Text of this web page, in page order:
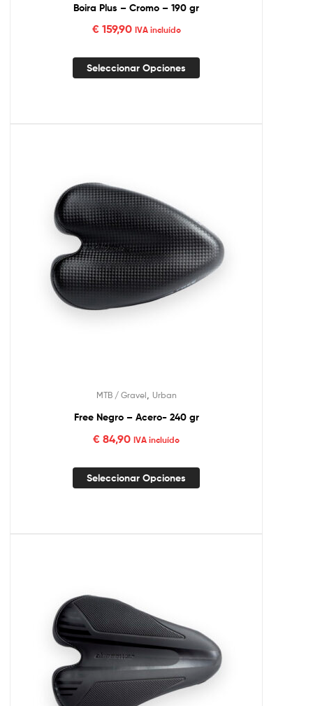
Boira Plus – Cromo – 190 gr
€159,90 IVA incluído
Seleccionar Opciones
MTB / Gravel, Urban
Free Negro – Acero- 240 gr
€ 84,90 IVA incluído
Seleccionar Opciones